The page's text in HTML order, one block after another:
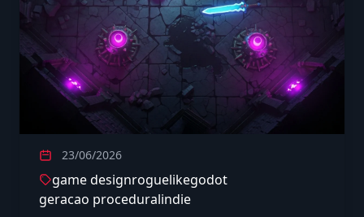
23/06/2026
game designroguelikegodot
geracao proceduralindie